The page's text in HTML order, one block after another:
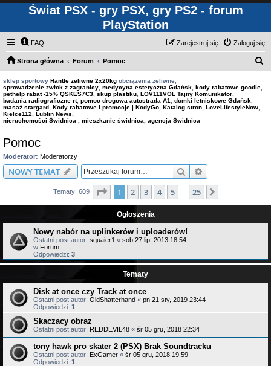
Świat PSX - gry PSX, gry PS2 - forum
PlayStation
FAQ Zaloguj się
Zarejestruj się
Strona główna Forum Pomoc
sklep sportowy Hantle żeliwne 2x20kg obciążenia żeliwne,
sprowadzenie zwłok z zagranicy medycyna estetyczna Gdańsk kody rabatowe goodie
pethelp rabat -15% QSKES7C3 skup plastiku LOV111VOL Tajny Komunikator
badania radiograficzne rt, pomoc drogowa autostrada A1 domki letniskowe Gdańsk
masaż stargard Kody rabatowe i promocje | KodyGo Katalog stron LoveLifestyleNow
Kielce112
Lublin News
nieruchomości Świdnica , mieszkanie świdnica, agencja Świdnica
Pomoc
Moderator: Moderatorzy
NOWY TEMAT Szukaj
Tematy: 609 Strona1 z25
1 2 3 4 5 25
Ogłoszenia
Nowy nabór na uplinkerów i uploaderów!
Ostatni post autor: squaier1 « sob 27 lip, 2013 18:54
w Forum
Odpowiedzi: 3
Tematy
Disk at once czy Track at once
Ostatni post autor: OldShatterhand « pn 21 sty, 2019 23:44
Odpowiedzi: 1
Skaczacy obraz
Ostatni post autor: REDDEVIL48 « śr 05 gru, 2018 22:34
tony hawk pro skater 2 (PSX) Brak Soundtracku
Ostatni post autor: ExGamer « śr 05 gru, 2018 19:59
Odpowiedzi: 1